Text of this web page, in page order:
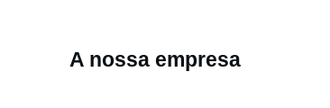
A nossa empresa